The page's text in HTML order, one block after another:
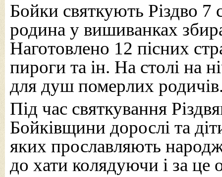
Бойки святкують Різдво 7
родина у вишиванках
Наготовлено 12 пісних
пироги та ін. На столі на
для душ померлих
Під час святкування
Бойківщини дорослі та
яких прославляють
до хати колядуючи і за